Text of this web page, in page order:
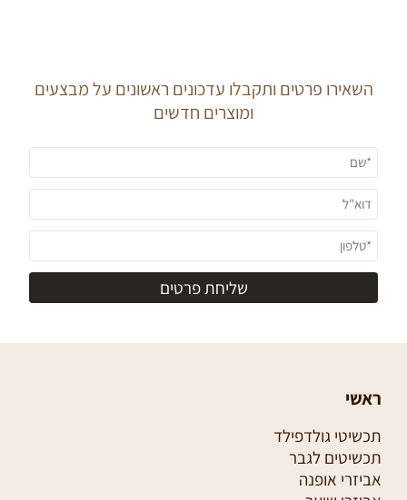
השאירו פרטים ותקבלו עדכונים ראשונים על מבצעים
ומוצרים חדשים
ראשי
תכשיטי גולדפילד
תכשיטים לגבר
אביזרי אופנה